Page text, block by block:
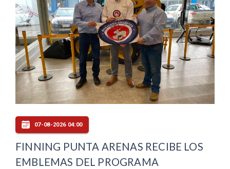
07-08-2026 04:00
FINNING PUNTA ARENAS RECIBE LOS
EMBLEMAS DEL PROGRAMA